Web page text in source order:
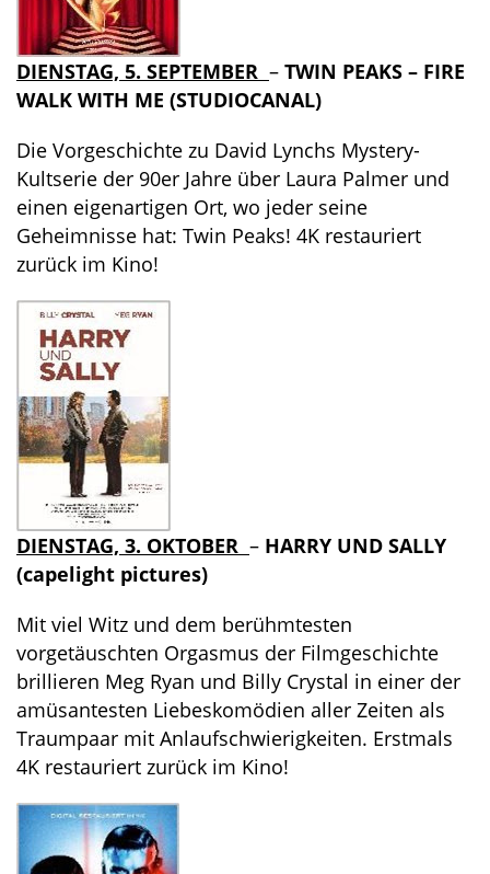
DIENSTAG, 5. SEPTEMBER – TWIN PEAKS – FIRE
WALK WITH ME (STUDIOCANAL)
Die Vorgeschichte zu David Lynchs Mystery-
Kultserie der 90er Jahre über Laura Palmer und
einen eigenartigen Ort, wo jeder seine
Geheimnisse hat: Twin Peaks! 4K restauriert
zurück im Kino!
DIENSTAG, 3. OKTOBER – HARRY UND SALLY
(capelight pictures)
Mit viel Witz und dem berühmtesten
vorgetäuschten Orgasmus der Filmgeschichte
brillieren Meg Ryan und Billy Crystal in einer der
amüsantesten Liebeskomödien aller Zeiten als
Traumpaar mit Anlaufschwierigkeiten. Erstmals
4K restauriert zurück im Kino!